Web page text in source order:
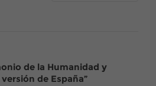
de la Humanidad y
de España”